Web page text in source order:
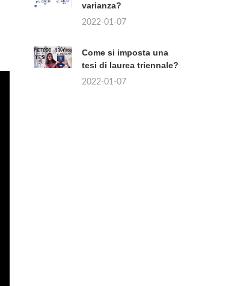
varianza?
2022-01-07
Come si imposta una
tesi di laurea triennale?
2022-01-07